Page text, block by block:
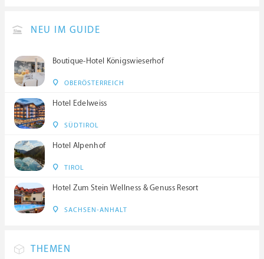
NEU IM GUIDE
Boutique-Hotel Königswieserhof
OBERÖSTERREICH
Hotel Edelweiss
SÜDTIROL
Hotel Alpenhof
TIROL
Hotel Zum Stein Wellness & Genuss Resort
SACHSEN-ANHALT
THEMEN